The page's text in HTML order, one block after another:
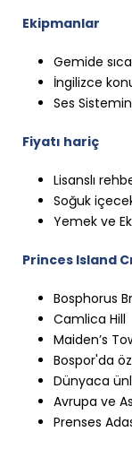
Ekipmanlar
Gemide
İngilizce
Ses
Fiyatı hariç
Lisanslı
Soğuk
Yemek ve
Princes Island
Bosphorus
Camlica Hill
Maiden’s
Bospor'da
Dünyaca
Avrupa ve
Prenses